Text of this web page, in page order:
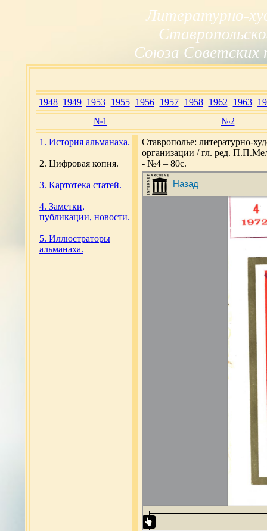
Литературно-
Союза Советских
1948 1949 1953 1955 1956 1957 1958 1962 1963
№1
№2
1. История альманаха.
2. Цифровая копия.
3. Картотека статей.
4. Заметки,
публикации, новости.
5. Иллюстраторы
альманаха.
Ставрополье: литературно-
организации / гл. ред.
- №4 – 80с.